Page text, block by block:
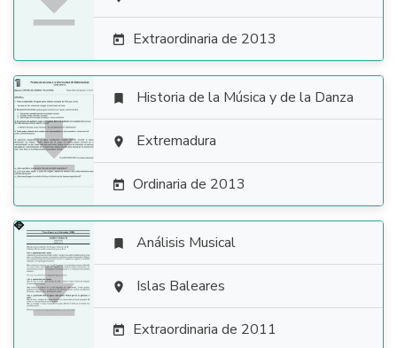
 Extraordinaria de 2013

 Historia de la Música y de la Danza
 Extremadura
 Ordinaria de 2013

 Análisis Musical
 Islas Baleares
 Extraordinaria de 2011